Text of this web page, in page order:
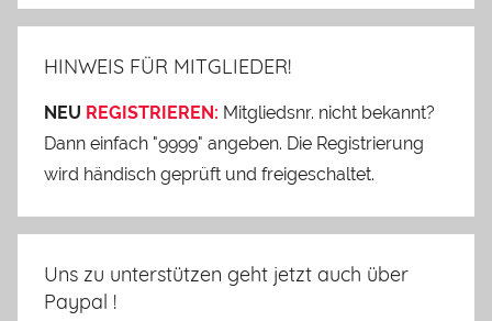
HINWEIS FÜR MITGLIEDER!
NEU REGISTRIEREN: Mitgliedsnr. nicht bekannt?
Dann einfach "9999" angeben. Die Registrierung
wird händisch geprüft und freigeschaltet.
Uns zu unterstützen geht jetzt auch über
Paypal !